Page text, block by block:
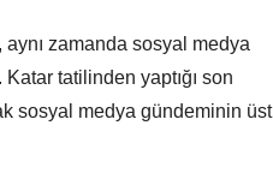
zamanda sosyal medya
tatilinden yaptığı son
sosyal medya gündeminin üst